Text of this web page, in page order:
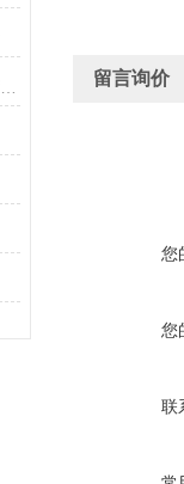
留言询价
您
您
联